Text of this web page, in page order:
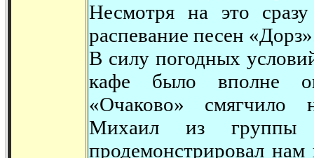
Несмотря на это
распевание песен
В силу погодных
кафе было вполне
«Очаково» смягчило
Михаил из группы
продемонстрировал нам